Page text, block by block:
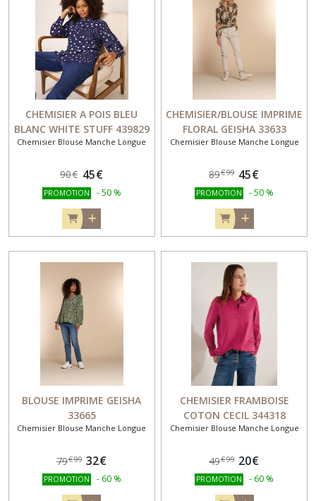
CHEMISIER A POIS BLEU
BLANC WHITE STUFF 439829
Chemisier Blouse Manche Longue
90€ 45€
PROMOTION -50 %
CHEMISIER/BLOUSE IMPRIME
FLORAL GEISHA 33633
Chemisier Blouse Manche Longue
89€99 45€
PROMOTION -50 %
BLOUSE IMPRIME GEISHA
33665
Chemisier Blouse Manche Longue
79€99 32€
PROMOTION - 60 %
CHEMISIER FRAMBOISE
COTON CECIL 344318
Chemisier Blouse Manche Longue
49€99 20€
PROMOTION - 60 %